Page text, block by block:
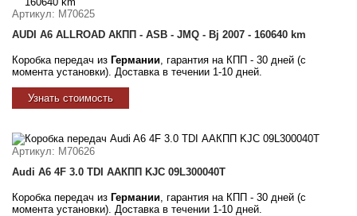
Артикул: M70625
AUDI A6 ALLROAD АКПП - ASB - JMQ - Bj 2007 - 160640 km
Коробка передач из Германии, гарантия на КПП - 30 дней (с
момента установки). Доставка в течении 1-10 дней.
Узнать стоимость
Артикул: M70626
Audi A6 4F 3.0 TDI ААКПП KJC 09L300040T
Коробка передач из Германии, гарантия на КПП - 30 дней (с
момента установки). Доставка в течении 1-10 дней.